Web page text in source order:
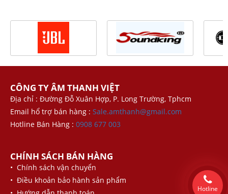
CÔNG TY ÂM THANH VIỆT
Địa chỉ : Đường Đỗ Xuân Hợp, P. Long Trường, Tphcm
Email hổ trợ bán hàng : Sale.amthanh@gmail.com
Hotline Bán Hàng : 0908 677 003
CHÍNH SÁCH BÁN HÀNG
• Chính sách vận chuyển
• Điều khoản bảo hành sản phẩm
Hotline